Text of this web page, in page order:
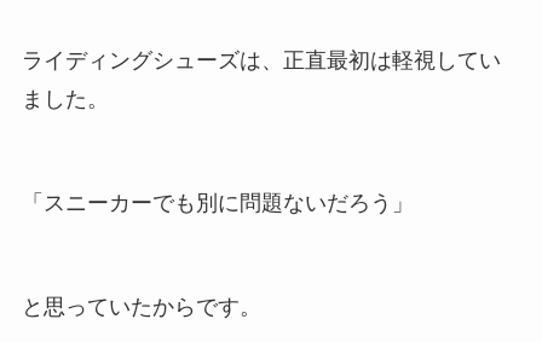
ライディングシューズは、正直最初は軽視してい
ました。
「スニーカーでも別に問題ないだろう」
と思っていたからです。